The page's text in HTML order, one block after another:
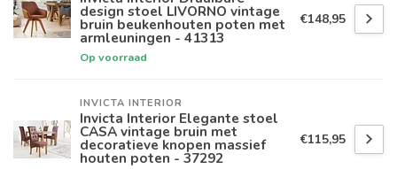
design stoel LIVORNO vintage
bruin beukenhouten poten met
armleuningen - 41313
Op voorraad
€148,95
INVICTA INTERIOR
Invicta Interior Elegante stoel
CASA vintage bruin met
decoratieve knopen massief
houten poten - 37292
€115,95